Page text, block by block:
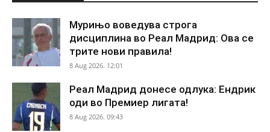
Мурињо воведува строга
дисциплина во Реал Мадрид: Ова се
трите нови правила!
8 Aug 2026. 12:01
Реал Мадрид донесе одлука: Ендрик
оди во Премиер лигата!
8 Aug 2026. 09:43